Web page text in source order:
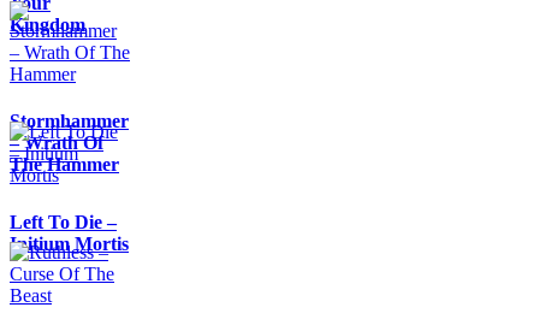
Kingdom
Stormhammer
– Wrath Of
The Hammer
Left To Die –
Initium Mortis